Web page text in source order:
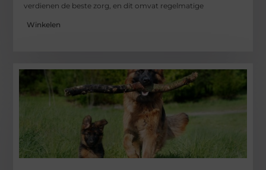
verdienen de beste zorg, en dit omvat regelmatige
Winkelen